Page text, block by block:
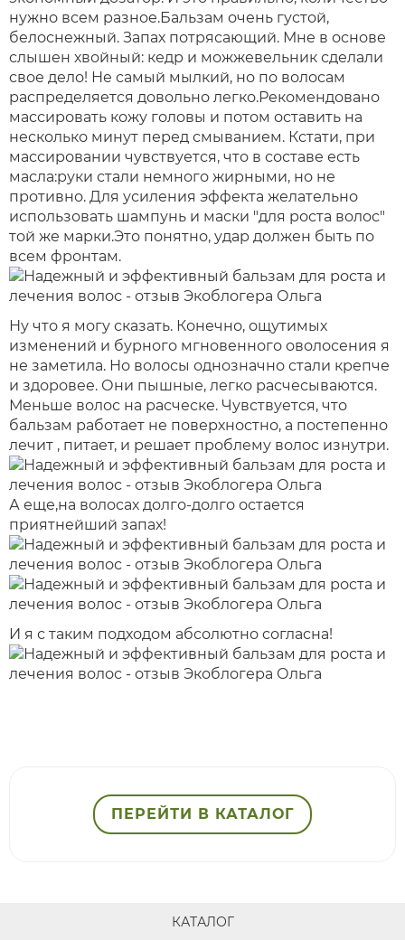
нужно всем разное.Бальзам очень густой,
белоснежный. Запах потрясающий. Мне в основе
слышен хвойный: кедр и можжевельник сделали
свое дело! Не самый мылкий, но по волосам
распределяется довольно легко.Рекомендовано
массировать кожу головы и потом оставить на
несколько минут перед смыванием. Кстати, при
массировании чувствуется, что в составе есть
масла:руки стали немного жирными, но не
противно. Для усиления эффекта желательно
использовать шампунь и маски "для роста волос"
той же марки.Это понятно, удар должен быть по
всем фронтам.
Ну что я могу сказать. Конечно, ощутимых
изменений и бурного мгновенного оволосения я
не заметила. Но волосы однозначно стали крепче
и здоровее. Они пышные, легко расчесываются.
Меньше волос на расческе. Чувствуется, что
бальзам работает не поверхностно, а постепенно
лечит , питает, и решает проблему волос изнутри.
А еще,на волосах долго-долго остается
приятнейший запах!
И я с таким подходом абсолютно согласна!
ПЕРЕЙТИ В КАТАЛОГ
КАТАЛОГ